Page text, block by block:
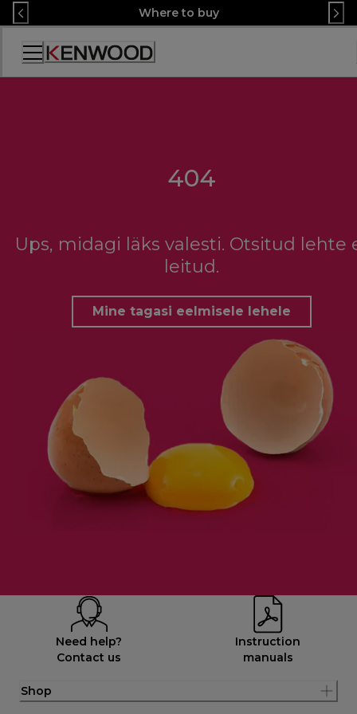
Skip
to
Content
Where to buy
Accessibility
Statement
404
Ups, midagi läks valesti. Otsitud lehte
leitud.
Mine tagasi eelmisele lehele
Need help?
Contact us
Instruction
manuals
Shop